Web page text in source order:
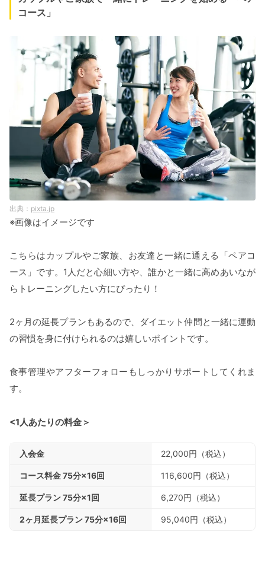
コース」
pixta.jp
※画像はイメージです
こちらはカップルやご家族、お友達と一緒に通える「ペアコ
ース」です。1人だと心細い方や、誰かと一緒に高めあいなが
らトレーニングしたい方にぴったり！
2ヶ月の延長プランもあるので、ダイエット仲間と一緒に運動
の習慣を身に付けられるのは嬉しいポイントです。
食事管理やアフターフォローもしっかりサポートしてくれま
す。
<1人あたりの料金＞
入会金 22,000円（税込）
コース料金 75分×16回 116,600円（税込）
延長プラン 75分×1回 6,270円（税込）
2ヶ月延長プラン 75分×16回 95,040円（税込）